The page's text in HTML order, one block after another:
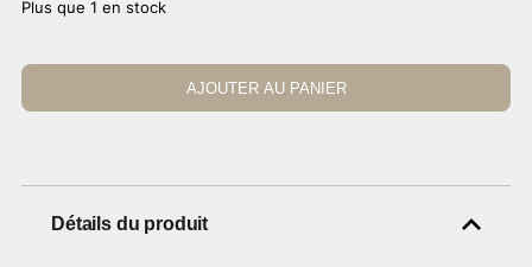
Plus que 1 en stock
AJOUTER AU PANIER
Détails du produit